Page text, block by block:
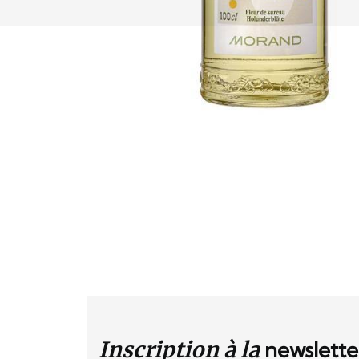
Inscription à la